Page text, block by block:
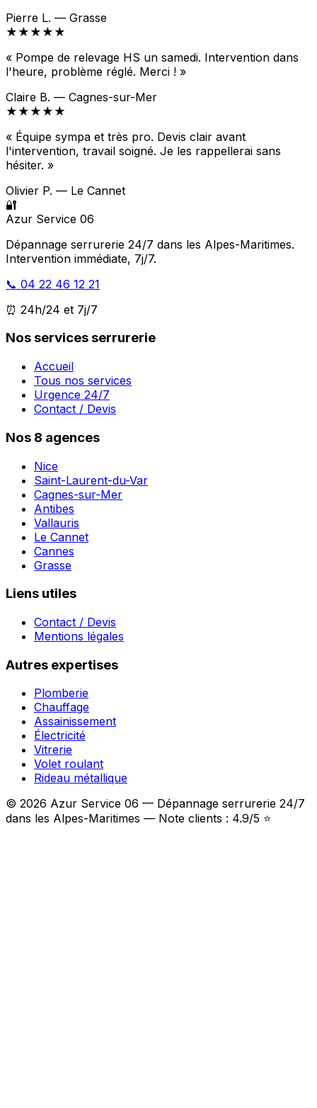
Pierre L. — Grasse
★★★★★
« Pompe de relevage HS un samedi. Intervention dans
l'heure, problème réglé. Merci ! »
Claire B. — Cagnes-sur-Mer
★★★★★
« Équipe sympa et très pro. Devis clair avant
l'intervention, travail soigné. Je les rappellerai sans
hésiter. »
Olivier P. — Le Cannet
🔐
Azur Service 06
Dépannage serrurerie 24/7 dans les Alpes-Maritimes.
Intervention immédiate, 7j/7.
📞 04 22 46 12 21
⏰ 24h/24 et 7j/7
Nos services serrurerie
Accueil
Tous nos services
Urgence 24/7
Contact / Devis
Nos 8 agences
Nice
Saint-Laurent-du-Var
Cagnes-sur-Mer
Antibes
Vallauris
Le Cannet
Cannes
Grasse
Liens utiles
Contact / Devis
Mentions légales
Autres expertises
Plomberie
Chauffage
Assainissement
Électricité
Vitrerie
Volet roulant
Rideau métallique
© 2026 Azur Service 06 — Dépannage serrurerie 24/7
dans les Alpes-Maritimes — Note clients : 4.9/5 ⭐